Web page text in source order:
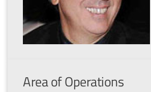
Area of Operations